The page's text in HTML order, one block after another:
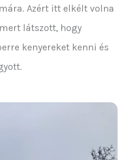
Azért itt elkélt volna
látszott, hogy
kenyereket kenni és